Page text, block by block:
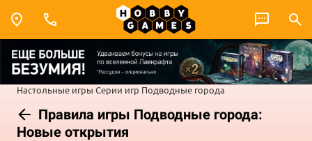
Настольные игры Серии игр Подводные города
Правила игры Подводные города:
Новые открытия